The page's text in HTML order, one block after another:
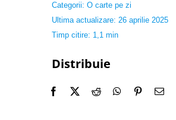
Categorii: O carte pe zi
Ultima actualizare: 26 aprilie 2025
Timp citire: 1,1 min
Distribuie